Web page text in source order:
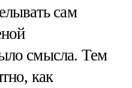
сам
смысла. Тем
как